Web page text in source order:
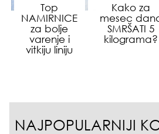
Top
NAMIRNICE
za bolje
varenje i
vitkiju liniju
Kako za
mesec
SMRŠATI 5
kilograma?
NAJPOPULARNIJI